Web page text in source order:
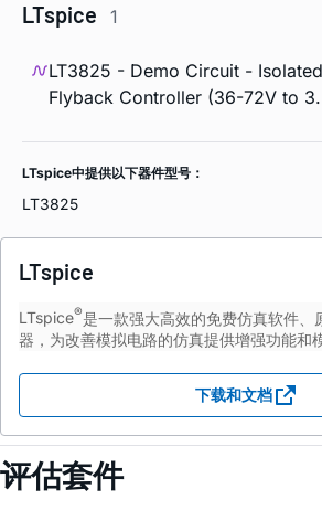
LTspice 1
LT3825 - Demo Circuit -
Flyback Controller (36-72V to
LTspice中提供以下器件型号：
LT3825
LTspice
LTspice®是一款强大高效的免费仿真软件、
器，为改善模拟电路的仿真提供增强功能和
下载和文档
评估套件